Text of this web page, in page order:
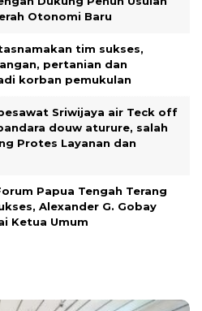
Otonomi Baru
tim sukses,
pertanian dan
korban pemukulan
Sriwijaya air Teck off
douw aturure, salah
Protes Layanan dan
Papua Tengah Terang
Alexander G. Gobay
Ketua Umum